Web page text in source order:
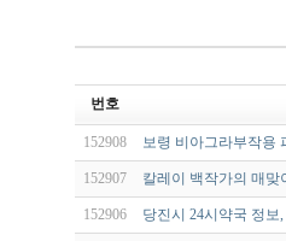
번호
152908 보령 비아그라부작용
152907 칼레이 백작가의 매맞
152906 당진시 24시약국 정